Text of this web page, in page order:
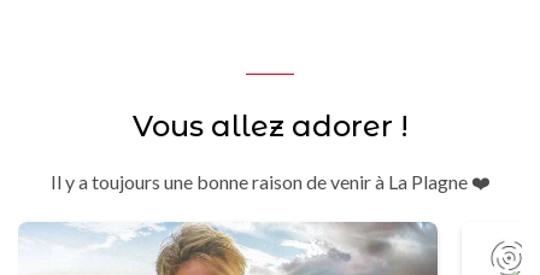
Vous allez adorer !
Il y a toujours une bonne raison de venir à La Plagne ❤️